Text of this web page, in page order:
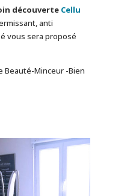
découverte Cellu
anti
vous sera proposé
Beauté-Minceur -Bien